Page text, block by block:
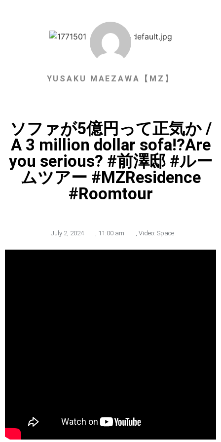
YUSAKU MAEZAWA【MZ】
ソファが5億円って正気か /
A 3 million dollar sofa!?Are
you serious? #前澤邸 #ルー
ムツアー #MZResidence
#Roomtour
July 2, 2024 11:00 am Video: Space